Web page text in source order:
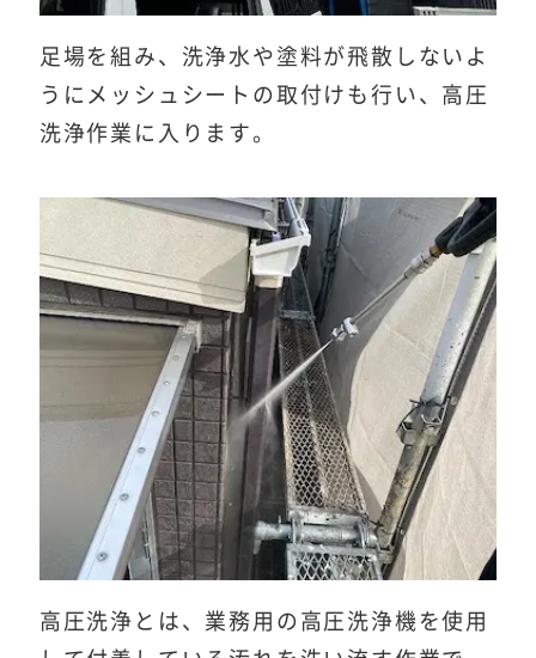
足場を組み、洗浄水や塗料が飛散しないよ
うにメッシュシートの取付けも行い、高圧
洗浄作業に入ります。
高圧洗浄とは、業務用の高圧洗浄機を使用